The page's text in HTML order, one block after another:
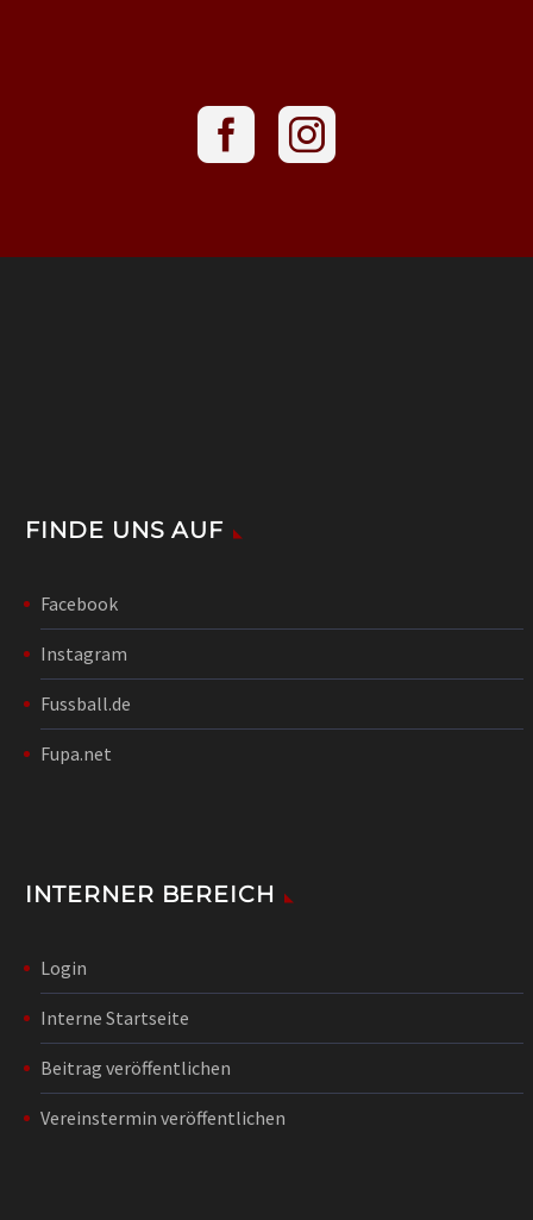
FINDE UNS AUF
Facebook
Instagram
Fussball.de
Fupa.net
INTERNER BEREICH
Login
Interne Startseite
Beitrag veröffentlichen
Vereinstermin veröffentlichen